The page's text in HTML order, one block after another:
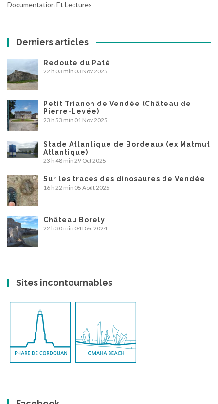
Documentation Et Lectures
Derniers articles
Redoute du Paté
22 h 03 min 03 Nov 2025
Petit Trianon de Vendée (Château de
Pierre-Levée)
23 h 53 min 01 Nov 2025
Stade Atlantique de Bordeaux (ex Matmut
Atlantique)
23 h 48 min 29 Oct 2025
Sur les traces des dinosaures de Vendée
16 h 22 min 05 Août 2025
Château Borely
22 h 30 min 04 Déc 2024
Sites incontournables